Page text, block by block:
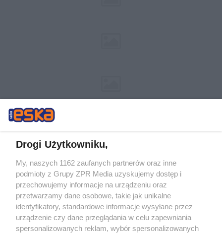
Żaden utwór zamieszczony w serwisie nie może być powielany i
rozpowszechniany lub dalej rozpowszechniany w jakikolwiek sposób (w
tym także elektroniczny lub mechaniczny) na jakimkolwiek polu
eksploatacji w jakiejkolwiek formie, włącznie z umieszczaniem w
Internecie bez pisemnej zgody właściciela praw. Jakiekolwiek użycie lub
wykorzystanie utworów w całości lub w części z naruszeniem prawa,
tzn. bez właściwej zgody, jest zabronione pod groźbą kary i może być
ścigane prawnie.
Drogi Użytkowniku,
My, naszych 1162 zaufanych partnerów oraz inne
podmioty z Grupy ZPR Media uzyskujemy dostęp i
przechowujemy informacje na urządzeniu oraz
przetwarzamy dane osobowe, takie jak unikalne
identyfikatory, standardowe informacje wysyłane przez
urządzenie czy dane przeglądania w celu zapewniania
spersonalizowanych reklam, wybór spersonalizowanych